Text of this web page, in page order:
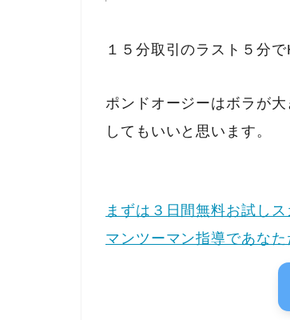
１５分取引のラスト５分
ポンドオージーはボラが
してもいいと思います。
まずは３日間無料お試し
マンツーマン指導であな